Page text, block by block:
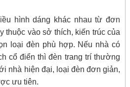
hình dáng khác nhau từ đơn
thuộc vào sở thích, kiến trúc của
loại đèn phù hợp. Nếu nhà có
cổ điển thì đèn trang trí thường
nhà hiện đại, loại đèn đơn giản,
ưu tiên.